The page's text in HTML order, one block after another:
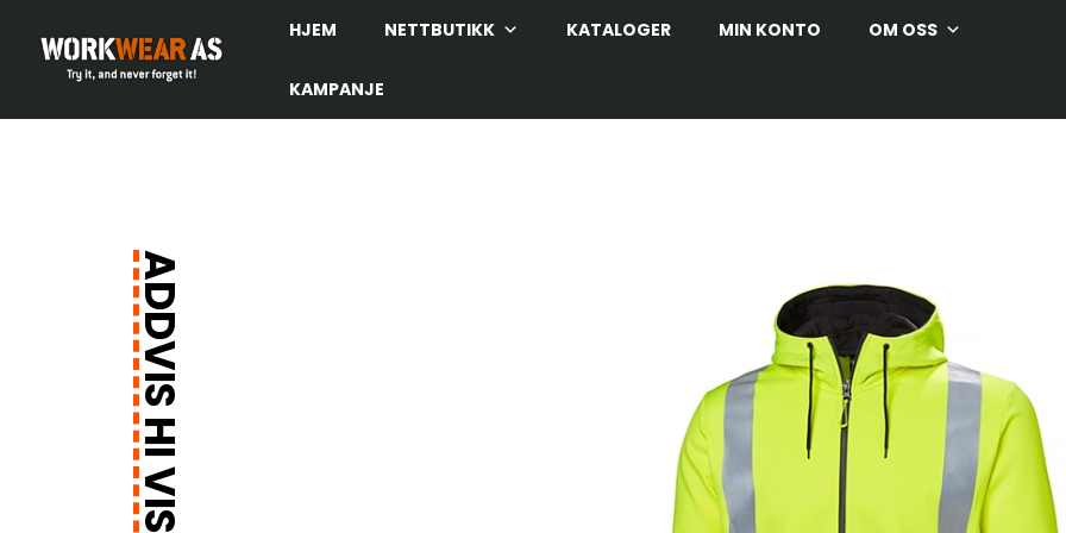
HJEM NETTBUTIKK KATALOGER MIN KONTO OM OSS
KAMPANJE